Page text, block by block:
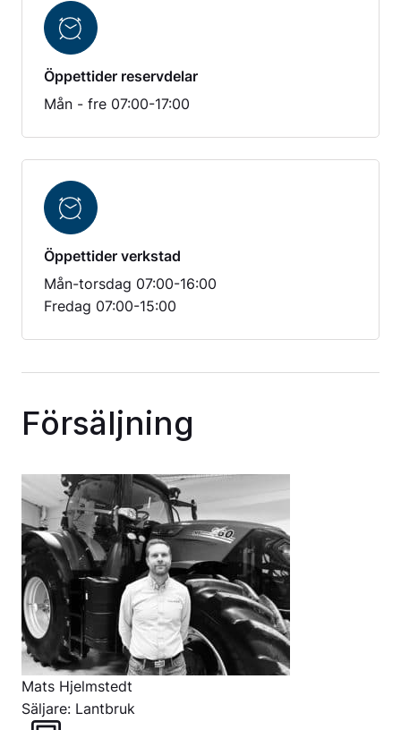
Öppettider reservdelar
Mån - fre 07:00-17:00
Öppettider verkstad
Mån-torsdag 07:00-16:00
Fredag 07:00-15:00
Försäljning
Mats Hjelmstedt
Säljare: Lantbruk